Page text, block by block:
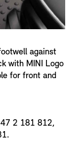
against
with MINI Logo
for front and
2 181 812,